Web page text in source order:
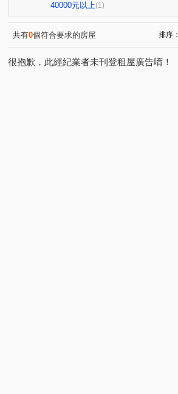
40000元以上(1)
共有0個符合要求的房屋 排序：
很抱歉，此經紀業者未刊登租屋廣告唷！